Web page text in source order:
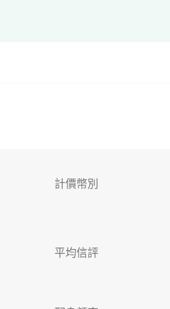
計價幣別
平均信評